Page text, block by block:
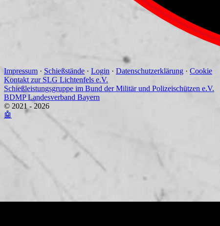
Impressum · Schießstände · Login · Datenschutzerklärung · Cookie
Kontakt zur SLG Lichtenfels e.V.
Schießleistungsgruppe im Bund der Militär und Polizeischützen e.V.
BDMP Landesverband Bayern
© 2021 - 2026
🤖